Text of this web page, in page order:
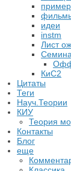
идеи
instm
Лист
КиС2
Цитаты
Теги
Науч.Теории
КИУ
Теория
Контакты
Блог
еще